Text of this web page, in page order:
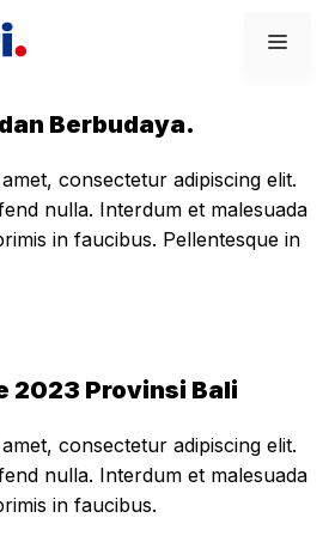
Berbudaya.
consectetur adipiscing elit.
nulla. Interdum et malesuada
in faucibus. Pellentesque in
2023 Provinsi Bali
consectetur adipiscing elit.
nulla. Interdum et malesuada
in faucibus.